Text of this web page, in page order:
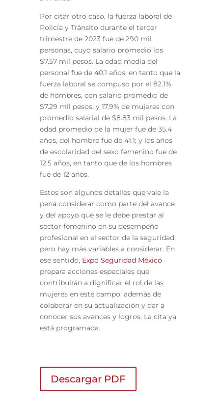
Por citar otro caso, la fuerza laboral de
Policía y Tránsito durante el tercer
trimestre de 2023fue de 290 mil
personas, cuyo salario promedió los
$7.57 mil pesos. La edad media del
personal fue de 40,1 años, en tanto que la
fuerza laboral se compuso por el 82.1%
de hombres, con salario promedio de
$7.29 mil pesos, y 17.9% de mujeres con
promedio salarial de $8.83 mil pesos. La
edad promedio de la mujer fue de 35.4
años, del hombre fue de 41.1; y los años
de escolaridad del sexo femenino fue de
12.5 años, en tanto que de los hombres
fue de 12 años.
Estos son algunos detalles que vale la
pena considerar como parte del avance
y del apoyo que se le debe prestar al
sector femenino en su desempeño
profesional en el sector de la seguridad,
pero hay más variables a considerar. En
ese sentido, Expo Seguridad México
prepara acciones especiales que
contribuirán a dignificar el rol de las
mujeres en este campo, además de
colaborar en su actualización y dar a
conocer sus avances y logros. La cita ya
está programada.
Descargar PDF